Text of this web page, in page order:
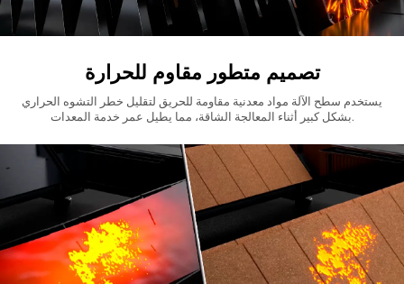
تصميم متطور مقاوم للحرارة
يستخدم سطح الآلة مواد معدنية مقاومة للحريق لتقليل خطر التشوه الحراري
بشكل كبير أثناء المعالجة الشاقة، مما يطيل عمر خدمة المعدات.